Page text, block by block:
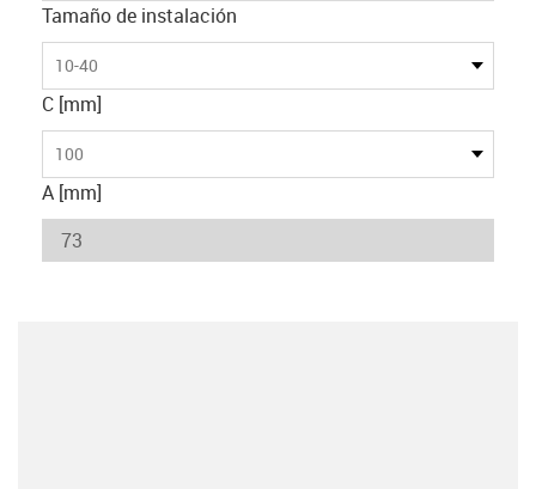
Tamaño de instalación
10-40
C [mm]
100
A [mm]